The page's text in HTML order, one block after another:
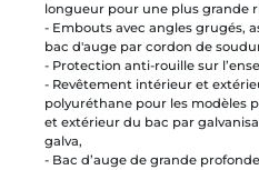
longueur pour une plus grande
- Embouts avec angles grugés,
bac d'auge par cordon de
- Protection anti-rouille sur
- Revêtement intérieur et
polyuréthane pour les modèles
et extérieur du bac par
galva,
- Bac d’auge de grande